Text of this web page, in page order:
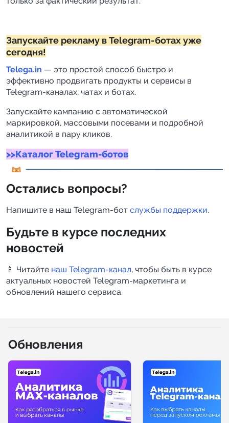
Запускайте рекламу в Telegram-ботах уже
сегодня!
Telega.in — это простой способ быстро и
эффективно продвигать продукты и сервисы в
Telegram-каналах, чатах и ботах.
Запускайте кампанию с автоматической
маркировкой, массовыми посевами и подробной
аналитикой в пару кликов.
>>Каталог Telegram-ботов
Остались вопросы?
Напишите в наш Telegram-бот службы поддержки.
Будьте в курсе последних
новостей
📱 Читайте наш Telegram-канал, чтобы быть в курсе
актуальных новостей Telegram-маркетинга и
обновлений нашего сервиса.
Обновления